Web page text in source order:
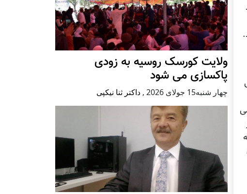
ولایت کورسک روسیه به زودی
پاکسازی می شود
چهار شنبه15 جولای 2026 , داکتر ثنا نیکپی